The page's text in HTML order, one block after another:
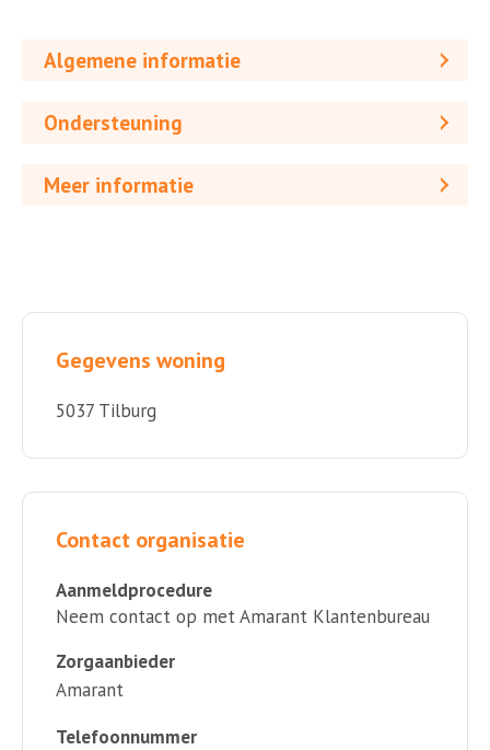
Algemene informatie
Ondersteuning
Meer informatie
Gegevens woning
5037 Tilburg
Contact organisatie
Aanmeldprocedure
Neem contact op met Amarant Klantenbureau
Zorgaanbieder
Amarant
Telefoonnummer